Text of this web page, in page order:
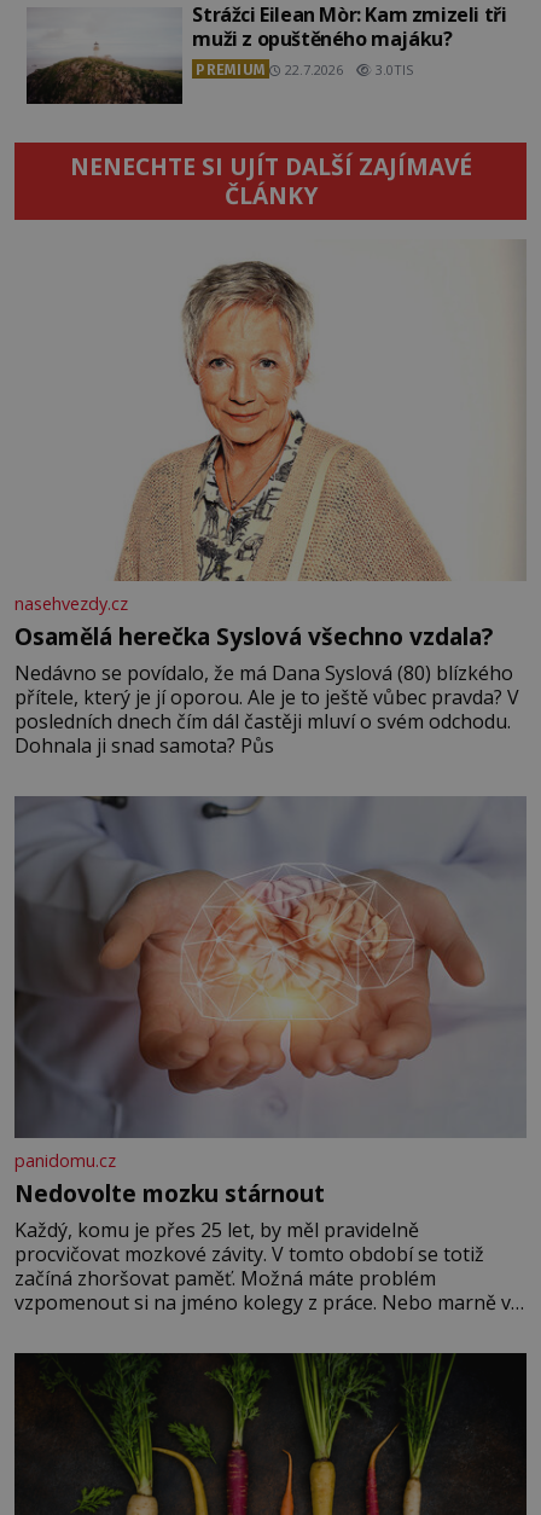
Strážci Eilean Mòr: Kam zmizeli tři
muži z opuštěného majáku?
PREMIUM 22.7.2026 3.0TIS
NENECHTE SI UJÍT DALŠÍ ZAJÍMAVÉ
ČLÁNKY
nasehvezdy.cz
Osamělá herečka Syslová všechno vzdala?
Nedávno se povídalo, že má Dana Syslová (80) blízkého
přítele, který je jí oporou. Ale je to ještě vůbec pravda? V
posledních dnech čím dál častěji mluví o svém odchodu.
Dohnala ji snad samota? Půs
panidomu.cz
Nedovolte mozku stárnout
Každý, komu je přes 25 let, by měl pravidelně
procvičovat mozkové závity. V tomto období se totiž
začíná zhoršovat paměť. Možná máte problém
vzpomenout si na jméno kolegy z práce. Nebo marně v
Je to opravdu tak, s věkem jako kdyby se paměť
rozhodla stávkovat. Cvičte